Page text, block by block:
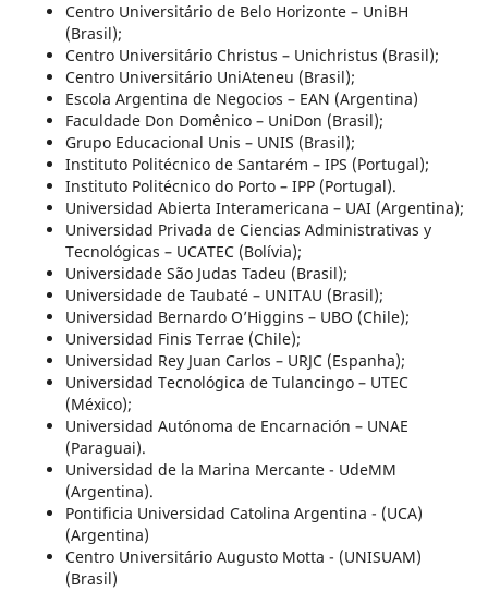
Centro Universitário de Belo Horizonte – UniBH
(Brasil);
Centro Universitário Christus – Unichristus (Brasil);
Centro Universitário UniAteneu (Brasil);
Escola Argentina de Negocios – EAN (Argentina)
Faculdade Don Domênico – UniDon (Brasil);
Grupo Educacional Unis – UNIS (Brasil);
Instituto Politécnico de Santarém – IPS (Portugal);
Instituto Politécnico do Porto – IPP (Portugal).
Universidad Abierta Interamericana – UAI (Argentina);
Universidad Privada de Ciencias Administrativas y
Tecnológicas – UCATEC (Bolívia);
Universidade São Judas Tadeu (Brasil);
Universidade de Taubaté – UNITAU (Brasil);
Universidad Bernardo O’Higgins – UBO (Chile);
Universidad Finis Terrae (Chile);
Universidad Rey Juan Carlos – URJC (Espanha);
Universidad Tecnológica de Tulancingo – UTEC
(México);
Universidad Autónoma de Encarnación – UNAE
(Paraguai).
Universidad de la Marina Mercante - UdeMM
(Argentina).
Pontificia Universidad Catolina Argentina - (UCA)
(Argentina)
Centro Universitário Augusto Motta - (UNISUAM)
(Brasil)